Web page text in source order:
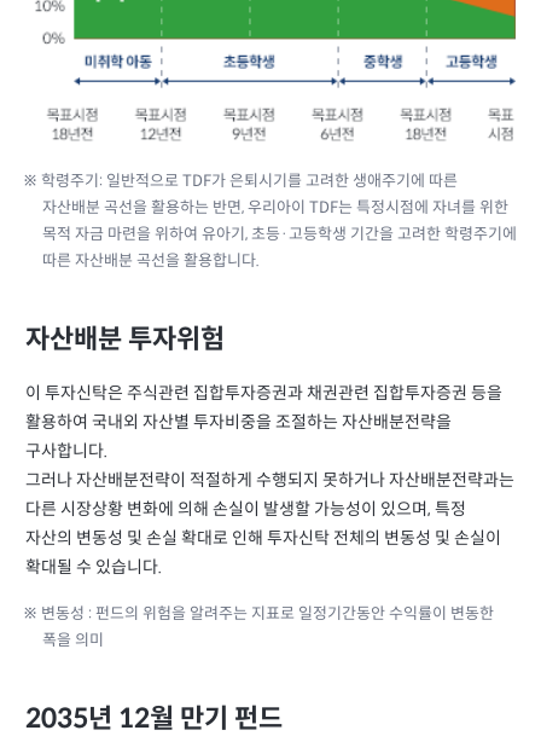
※ 학령주기: 일반적으로 TDF가 은퇴시기를 고려한 생애주기에 따른
자산배분 곡선을 활용하는 반면, 우리아이 TDF는 특정시점에 자녀를 위한
목적 자금 마련을 위하여 유아기, 초등·고등학생 기간을 고려한 학령주기에
따른 자산배분 곡선을 활용합니다.
자산배분 투자위험
이 투자신탁은 주식관련 집합투자증권과 채권관련 집합투자증권 등을
활용하여 국내외 자산별 투자비중을 조절하는 자산배분전략을
구사합니다.
그러나 자산배분전략이 적절하게 수행되지 못하거나 자산배분전략과는
다른 시장상황 변화에 의해 손실이 발생할 가능성이 있으며, 특정
자산의 변동성 및 손실 확대로 인해 투자신탁 전체의 변동성 및 손실이
확대될 수 있습니다.
※ 변동성 : 펀드의 위험을 알려주는 지표로 일정기간동안 수익률이 변동한
폭을 의미
2035년 12월 만기 펀드